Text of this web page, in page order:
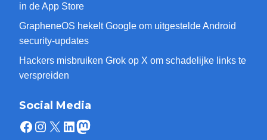
in de App Store
GrapheneOS hekelt Google om uitgestelde Android
security-updates
Hackers misbruiken Grok op X om schadelijke links te
verspreiden
Social Media
Facebook
Instagram
X LinkedIn
Mastodon